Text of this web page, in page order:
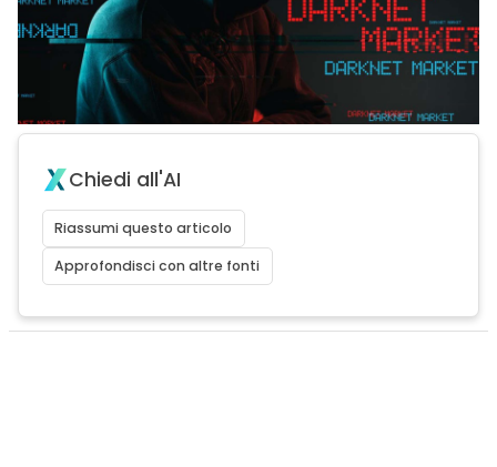
Chiedi all'AI
Riassumi questo articolo
Approfondisci con altre fonti